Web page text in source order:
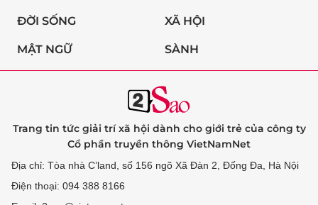
ĐỜI SỐNG XÃ HỘI
MẬT NGỮ SÀNH
Trang tin tức giải trí xã hội dành cho giới trẻ của công ty
Cổ phần truyền thông VietNamNet
Địa chỉ: Tòa nhà C’land, số 156 ngõ Xã Đàn 2, Đống Đa, Hà Nội
Điện thoại: 094 388 8166